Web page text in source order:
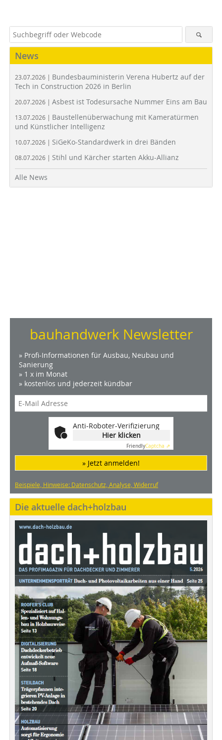
News
23.07.2026 | Bundesbauministerin Verena Hubertz auf der
Tech in Construction 2026 in Berlin
20.07.2026 | Asbest ist Todesursache Nummer Eins am Bau
13.07.2026 | Baustellenüberwachung mit Kameratürmen
und Künstlicher Intelligenz
10.07.2026 | SiGeKo-Standardwerk in drei Bänden
08.07.2026 | Stihl und Kärcher starten Akku-Allianz
Alle News
bauhandwerk Newsletter
» Profi-Informationen für Ausbau, Neubau und
Sanierung
» 1 x im Monat
» kostenlos und jederzeit kündbar
Anti-Roboter-Verifizierung
Hier klicken
FriendlyCaptcha ⇗
» Jetzt anmelden!
Beispiele, Hinweise: Datenschutz, Analyse, Widerruf
Die aktuelle dach+holzbau